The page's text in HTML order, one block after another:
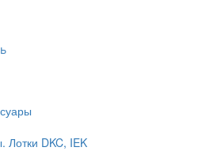
Лотки DKC, IEK